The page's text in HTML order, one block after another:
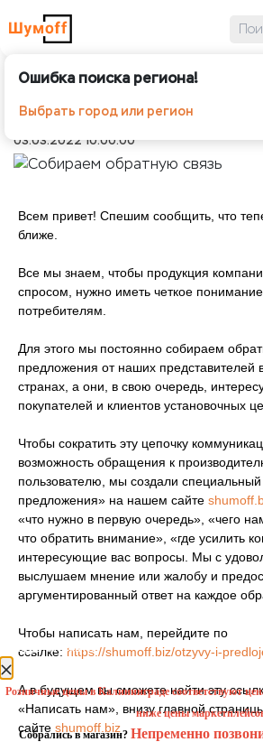
Ошибка поиска региона!
Выбрать город или регион
Собираем обратную связь
Шумоff Новости Собираем
03.03.2022 10:00:00
Всем привет! Спешим сообщить, что
ближе.
Все мы знаем, чтобы продукция
спросом, нужно иметь четкое
потребителям.
Для этого мы постоянно собираем
предложения от наших представителей
странах, а они, в свою очередь,
покупателей и клиентов установочных
Чтобы сократить эту цепочку
возможность обращения к
пользователю, мы создали
предложения» на нашем сайте
«что нужно в первую очередь», «чего
что обратить внимание», «где усилить
интересующие вас вопросы. Мы с
выслушаем мнение или жалобу и
аргументированный ответ на каждое
Чтобы написать нам, перейдите по
ссылке: https://shumoff.biz/otzyvy-i-
А в будущем вы сможете найти эту
«Написать нам», внизу главной
сайте shumoff.biz
уведомление
Розничные цены в Калининграде соответствуют
ниже цены
Собрались в магазин? Непременно